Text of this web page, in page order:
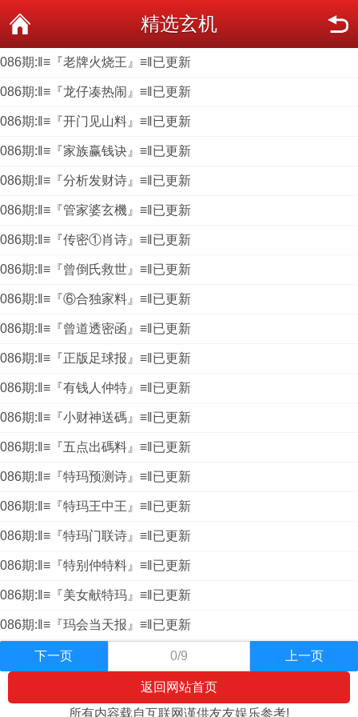
精选玄机
086期:‖≡『老牌火烧王』≡‖已更新
086期:‖≡『龙仔凑热闹』≡‖已更新
086期:‖≡『开门见山料』≡‖已更新
086期:‖≡『家族赢钱诀』≡‖已更新
086期:‖≡『分析发财诗』≡‖已更新
086期:‖≡『管家婆玄機』≡‖已更新
086期:‖≡『传密①肖诗』≡‖已更新
086期:‖≡『曾倒氏救世』≡‖已更新
086期:‖≡『⑥合独家料』≡‖已更新
086期:‖≡『曾道透密函』≡‖已更新
086期:‖≡『正版足球报』≡‖已更新
086期:‖≡『有钱人仲特』≡‖已更新
086期:‖≡『小财神送碼』≡‖已更新
086期:‖≡『五点出碼料』≡‖已更新
086期:‖≡『特玛预测诗』≡‖已更新
086期:‖≡『特玛王中王』≡‖已更新
086期:‖≡『特玛门联诗』≡‖已更新
086期:‖≡『特别仲特料』≡‖已更新
086期:‖≡『美女献特玛』≡‖已更新
086期:‖≡『玛会当天报』≡‖已更新
下一页 0/9 上一页
返回网站首页
所有内容载自互联网谨供友友娱乐参考!